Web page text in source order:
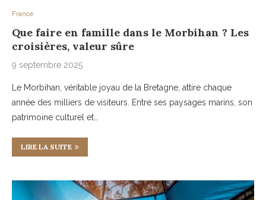
France
Que faire en famille dans le Morbihan ? Les
croisières, valeur sûre
9 septembre 2025
Le Morbihan, véritable joyau de la Bretagne, attire chaque
année des milliers de visiteurs. Entre ses paysages marins, son
patrimoine culturel et…
LIRE LA SUITE